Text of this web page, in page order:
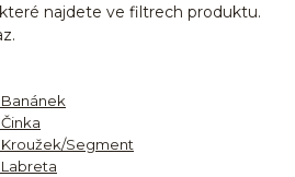
najdete ve filtrech produktu.
Kroužek/Segment